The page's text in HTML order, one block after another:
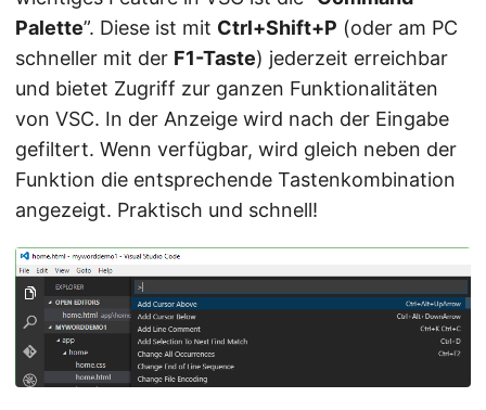
Palette”. Diese ist mit Ctrl+Shift+P (oder am PC
schneller mit der F1-Taste) jederzeit erreichbar
und bietet Zugriff zur ganzen Funktionalitäten
von VSC. In der Anzeige wird nach der Eingabe
gefiltert. Wenn verfügbar, wird gleich neben der
Funktion die entsprechende Tastenkombination
angezeigt. Praktisch und schnell!